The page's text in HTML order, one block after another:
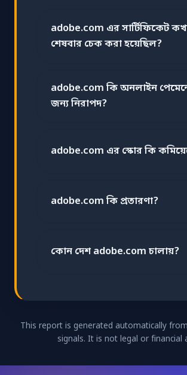
adobe.com এর সার্টিফিকেট
শেষবার চেক করা হয়েছিল?
adobe.com কি অনলাইন
জন্য নিরাপদ?
adobe.com এর স্কোর কি
adobe.com কি প্রতারণা?
কোন দেশ adobe.com চালায়?
This report is generated automatically
signals. It is not legal or financial